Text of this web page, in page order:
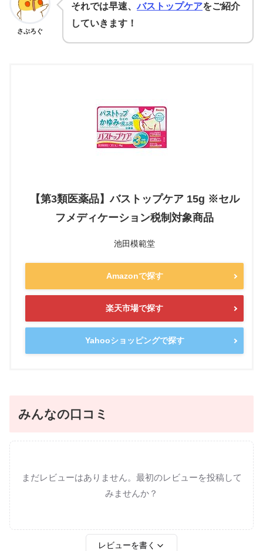
さぶろぐ
それでは早速、バストップケアをご紹介
していきます！
【第3類医薬品】バストップケア 15g ※セル
フメディケーション税制対象商品
池田模範堂
Amazonで探す
楽天市場で探す
Yahooショッピングで探す
みんなの口コミ
まだレビューはありません。最初のレビューを投稿して
みませんか？
レビューを書く